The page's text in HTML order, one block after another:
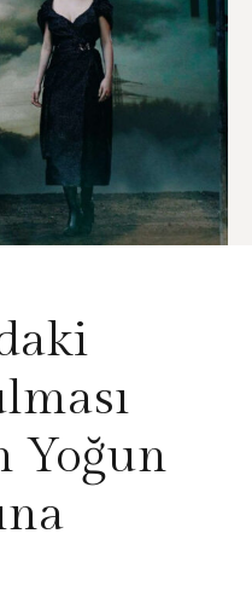
Yoğun